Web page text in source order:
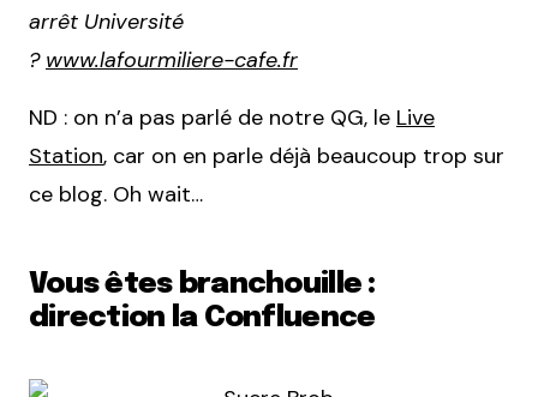
arrêt Université
? www.lafourmiliere-cafe.fr
ND : on n’a pas parlé de notre QG, le Live
Station, car on en parle déjà beaucoup trop sur
ce blog. Oh wait…
Vous êtes branchouille :
direction la Confluence